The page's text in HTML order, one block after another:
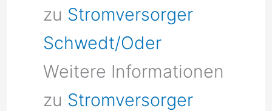
zu Stromversorger
Schwedt/Oder
Weitere Informationen
zu Stromversorger